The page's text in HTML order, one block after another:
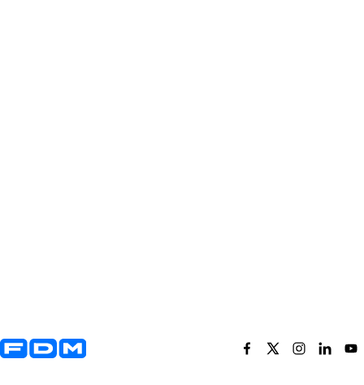
Yderligere information og kontaktoplysninger